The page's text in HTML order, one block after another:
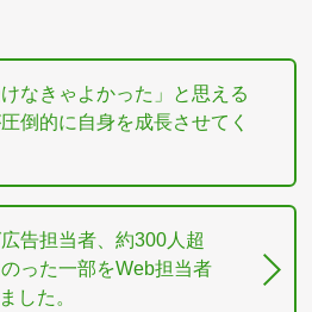
けなきゃよかった」と思える
倒的に自身を成長させてく
告担当者、約300人超
った一部をWeb担当者
した。